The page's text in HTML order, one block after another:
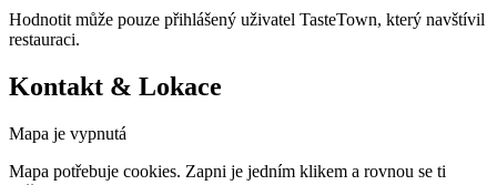
Hodnotit může pouze přihlášený uživatel TasteTown, který navštívil
restauraci.
Kontakt & Lokace
Mapa je vypnutá
Mapa potřebuje cookies. Zapni je jedním klikem a rovnou se ti